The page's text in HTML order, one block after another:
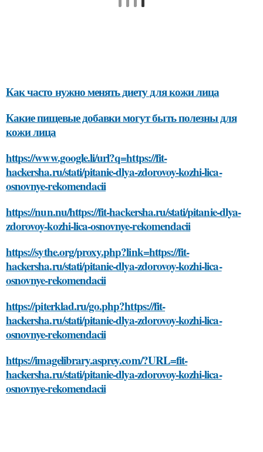
Как часто нужно менять диету для кожи лица
Какие пищевые добавки могут быть полезны для
кожи лица
https://www.google.li/url?q=https://fit-
hackersha.ru/stati/pitanie-dlya-zdorovoy-kozhi-lica-
osnovnye-rekomendacii
https://nun.nu/https://fit-hackersha.ru/stati/pitanie-dlya-
zdorovoy-kozhi-lica-osnovnye-rekomendacii
https://sythe.org/proxy.php?link=https://fit-
hackersha.ru/stati/pitanie-dlya-zdorovoy-kozhi-lica-
osnovnye-rekomendacii
https://piterklad.ru/go.php?https://fit-
hackersha.ru/stati/pitanie-dlya-zdorovoy-kozhi-lica-
osnovnye-rekomendacii
https://imagelibrary.asprey.com/?URL=fit-
hackersha.ru/stati/pitanie-dlya-zdorovoy-kozhi-lica-
osnovnye-rekomendacii